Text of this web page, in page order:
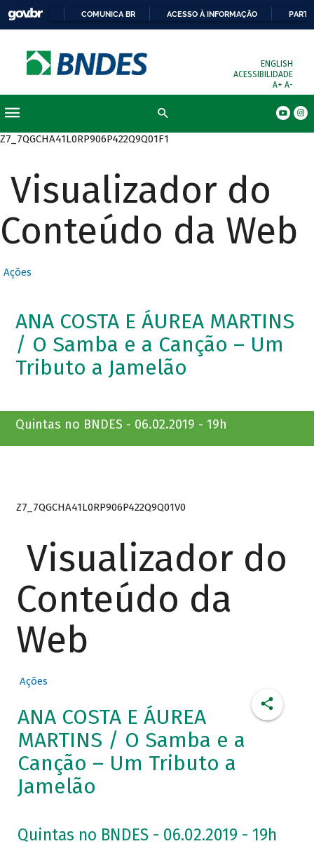
COMUNICA BR ACESSO À INFORMAÇÃO
ENGLISH
ACESSIBILIDADE
A+ A-
Z7_7QGCHA41L0RP906P422Q9Q01F1
Visualizador do
Conteúdo da Web
Ações
ANA COSTA E ÁUREA MARTINS
/ O Samba e a Canção – Um
Tributo a Jamelão
Quintas no BNDES - 06.02.2019 - 19h
Z7_7QGCHA41L0RP906P422Q9Q01V0
Visualizador do
Conteúdo da
Web
Ações
ANA COSTA E ÁUREA
MARTINS / O Samba e a
Canção – Um Tributo a
Jamelão
Quintas no BNDES - 06.02.2019 - 19h